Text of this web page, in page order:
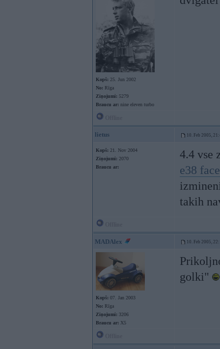
Kopš: 25. Jun 2002
No: Rīga
Ziņojumi: 5279
Braucu ar: nine eleven turbo
lietus 10. Feb 2005,
Kopš: 21. Nov 2004
Ziņojumi: 2070
Braucu ar:
4.4 vse
e38
takih
MADAlex 10. Feb 2005,
Kopš: 07. Jan 2003
No: Rīga
Ziņojumi: 3206
Braucu ar: X5
golki"